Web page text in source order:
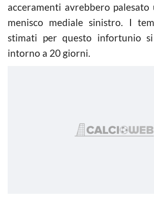
acceramenti avrebbero
menisco mediale sinistro. I
stimati per questo infortunio si
intorno a 20 giorni.